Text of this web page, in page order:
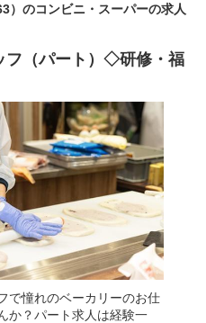
）のコンビニ・スーパーの求人
フ（パート）◇研修・福
で憧れのベーカリーのお仕
か？パート求人は経験一